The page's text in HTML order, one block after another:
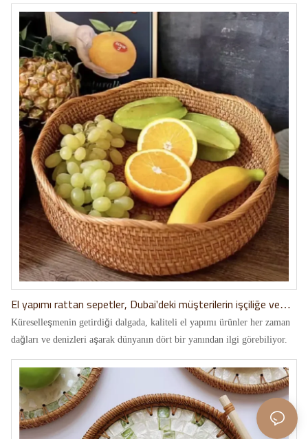
El yapımı rattan sepetler, Dubai'deki müşterilerin işçiliğe ve
kaliteye tanıklık etmesiyle sınır ötesi iş birliğini güçlendiriyor
Küreselleşmenin getirdiği dalgada, kaliteli el yapımı ürünler her zaman
dağları ve denizleri aşarak dünyanın dört bir yanından ilgi görebiliyor.